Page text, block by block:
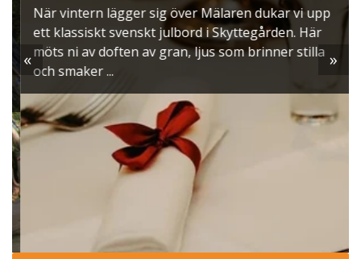
När vintern lägger sig över Mälaren dukar vi upp
ett klassiskt svenskt julbord i Skyttegården. Här
möts ni av doften av gran, ljus som brinner stilla
och smaker ...
« »